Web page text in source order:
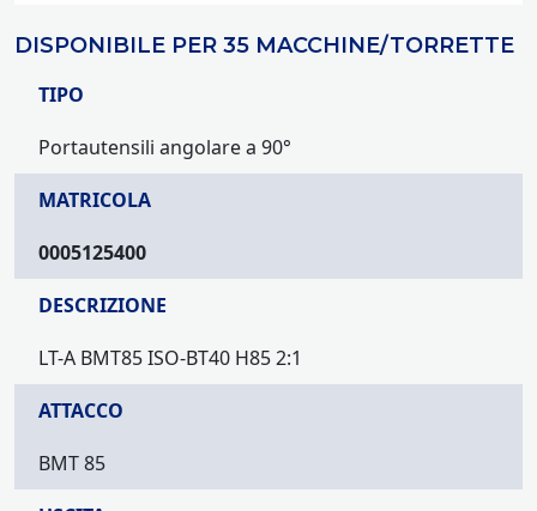
DISPONIBILE PER 35 MACCHINE/TORRETTE
TIPO
Portautensili angolare a 90°
MATRICOLA
0005125400
DESCRIZIONE
LT-A BMT85 ISO-BT40 H85 2:1
ATTACCO
BMT 85